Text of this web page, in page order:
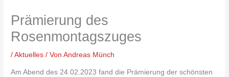
Prämierung des
Rosenmontagszuges
/Aktuelles / VonAndreas Münch
Am Abend des 24.02.2023 fand die Prämierung der schönsten